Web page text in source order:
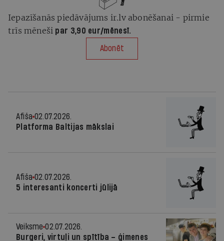
Iepazīšanās piedāvājums ir.lv abonēšanai - pirmie
trīs mēneši par 3,90 eur/mēnesī.
Abonēt
Afiša 02.07.2026.
Platforma Baltijas mākslai
Afiša 02.07.2026.
5 interesanti koncerti jūlijā
Veiksme 02.07.2026.
Burgeri, virtuļi un spītība – ģimenes